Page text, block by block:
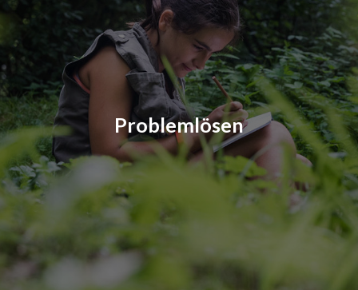
Problemlösen